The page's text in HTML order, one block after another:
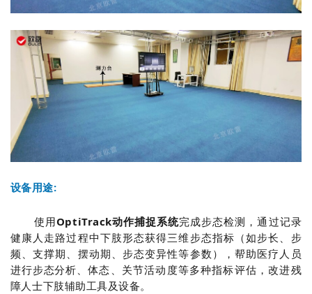
设备用途:
使用OptiTrack动作捕捉系统完成步态检测，通过记录
健康人走路过程中下肢形态获得三维步态指标（如步长、步
频、支撑期、摆动期、步态变异性等参数），帮助医疗人员
进行步态分析、体态、关节活动度等多种指标评估，改进残
障人士下肢辅助工具及设备。